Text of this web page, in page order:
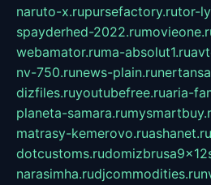
naruto-x.rupursefactory.rutor-
spayderhed-2022.ru
webamator.ruma-absolut1.ru
nv-750.runews-plain.ru
dizfiles.ruyoutubefree.ruaria-
planeta-samara.ru
matrasy-kemerovo.ruashanet.ru
dotcustoms.ru
narasimha.rudjcommodities.ru